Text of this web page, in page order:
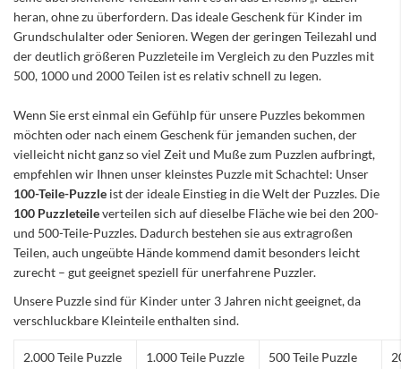
heran, ohne zu überfordern. Das ideale Geschenk für Kinder im
Grundschulalter oder Senioren. Wegen der geringen Teilezahl und
der deutlich größeren Puzzleteile im Vergleich zu den Puzzles mit
500, 1000 und 2000 Teilen ist es relativ schnell zu legen.
Wenn Sie erst einmal ein Gefühlp für unsere Puzzles bekommen
möchten oder nach einem Geschenk für jemanden suchen, der
vielleicht nicht ganz so viel Zeit und Muße zum Puzzlen aufbringt,
empfehlen wir Ihnen unser kleinstes Puzzle mit Schachtel: Unser
100-Teile-Puzzle ist der ideale Einstieg in die Welt der Puzzles. Die
100 Puzzleteileverteilen sich auf dieselbe Fläche wie bei den 200-
und 500-Teile-Puzzles. Dadurch bestehen sie aus extragroßen
Teilen, auch ungeübte Hände kommend damit besonders leicht
zurecht – gut geeignet speziell für unerfahrene Puzzler.
Unsere Puzzle sind für Kinder unter 3 Jahren nicht geeignet, da
verschluckbare Kleinteile enthalten sind.
2.000 Teile Puzzle 1.000 Teile Puzzle 500 Teile Puzzle